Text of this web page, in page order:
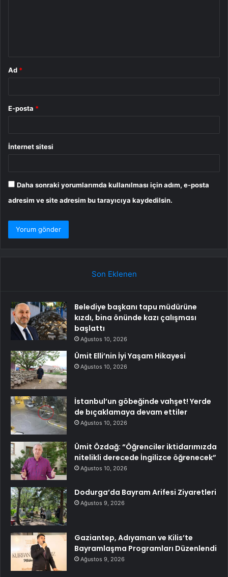
Ad *
E-posta *
İnternet sitesi
Daha sonraki yorumlarımda kullanılması için adım, e-posta
adresim ve site adresim bu tarayıcıya kaydedilsin.
Son Eklenen
Belediye başkanı tapu müdürüne
kızdı, bina önünde kazı çalışması
başlattı
Ağustos 10, 2026
Ümit Elli’nin İyi Yaşam Hikayesi
Ağustos 10, 2026
İstanbul’un göbeğinde vahşet! Yerde
de bıçaklamaya devam ettiler
Ağustos 10, 2026
Ümit Özdağ: “Öğrenciler iktidarımızda
nitelikli derecede İngilizce öğrenecek”
Ağustos 10, 2026
Dodurga’da Bayram Arifesi Ziyaretleri
Ağustos 9, 2026
Gaziantep, Adıyaman ve Kilis’te
Bayramlaşma Programları Düzenlendi
Ağustos 9, 2026